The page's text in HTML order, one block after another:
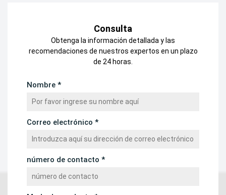
Consulta
Obtenga la información detallada y las
recomendaciones de nuestros expertos en un plazo
de 24 horas.
Nombre *
Correo electrónico *
número de contacto *